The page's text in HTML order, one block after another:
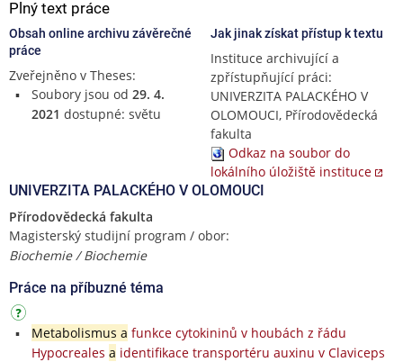
Plný text práce
Obsah online archivu závěrečné
práce
Zveřejněno v Theses:
Soubory jsou od 29. 4.
2021 dostupné: světu
Jak jinak získat přístup k textu
Instituce archivující a
zpřístupňující práci:
UNIVERZITA PALACKÉHO V
OLOMOUCI, Přírodovědecká
fakulta
Odkaz na soubor do
lokálního úložiště instituce
UNIVERZITA PALACKÉHO V OLOMOUCI
Přírodovědecká fakulta
Magisterský studijní program / obor:
Biochemie / Biochemie
Práce na příbuzné téma
Metabolismus a funkce cytokininů v houbách z řádu
Hypocreales a identifikace transportéru auxinu v Claviceps